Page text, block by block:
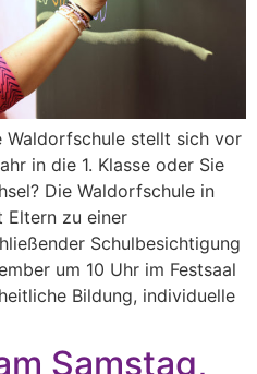
stellt sich vor
in die 1. Klasse oder Sie
Die Waldorfschule in
Eltern zu einer
Schulbesichtigung
um 10 Uhr im Festsaal
Bildung, individuelle
Samstag,